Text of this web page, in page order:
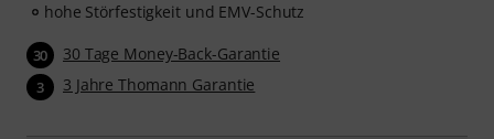
hohe Störfestigkeit und EMV-Schutz
30 30 Tage Money-Back-Garantie
3 3 Jahre Thomann Garantie